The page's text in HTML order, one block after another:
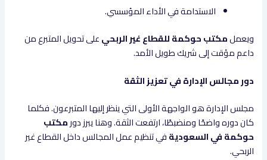
الاستدامة في الأداء المؤسسي.
ويعملمكتب حوكمة للقطاع غير الربحيعلى تحويل المتبرع من
داعم مؤقت إلى شريك طويل الأمد.
دور مجالس الإدارة في تعزيز الثقة
مجلس الإدارة هو الواجهة الأولى التي ينظر إليها المتبرعون. فكلما
كان دوره واضحًا ومنضبطًا، ارتفعت الثقة. وهنا يبرز دورمكتب
حوكمة في السعوديةفي تنظيم عمل المجالس داخل القطاع غير
الربحي.